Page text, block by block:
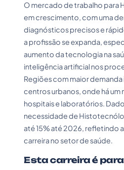
O mercado de trabalho para
em crescimento, com uma
diagnósticos precisos e
a profissão se expanda,
aumento da tecnologia na
inteligência artificial nos
Regiões com maior
centros urbanos, onde há um
hospitais e laboratórios.
necessidade de
até 15% até 2026, refletindo
carreira no setor de saúde.
Esta carreira é